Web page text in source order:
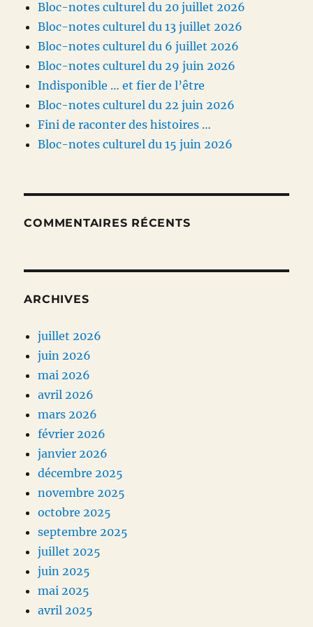
Bloc-notes culturel du 20 juillet 2026
Bloc-notes culturel du 13 juillet 2026
Bloc-notes culturel du 6 juillet 2026
Bloc-notes culturel du 29 juin 2026
Indisponible … et fier de l’être
Bloc-notes culturel du 22 juin 2026
Fini de raconter des histoires …
Bloc-notes culturel du 15 juin 2026
COMMENTAIRES RÉCENTS
ARCHIVES
juillet 2026
juin 2026
mai 2026
avril 2026
mars 2026
février 2026
janvier 2026
décembre 2025
novembre 2025
octobre 2025
septembre 2025
juillet 2025
juin 2025
mai 2025
avril 2025